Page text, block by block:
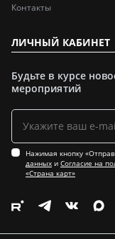
ЛИЧНЫЙ КАБИНЕТ
Будьте в курсе
мероприятий
Нажимая кнопку
данных и Согласие на
«Страна карт»
Контакты